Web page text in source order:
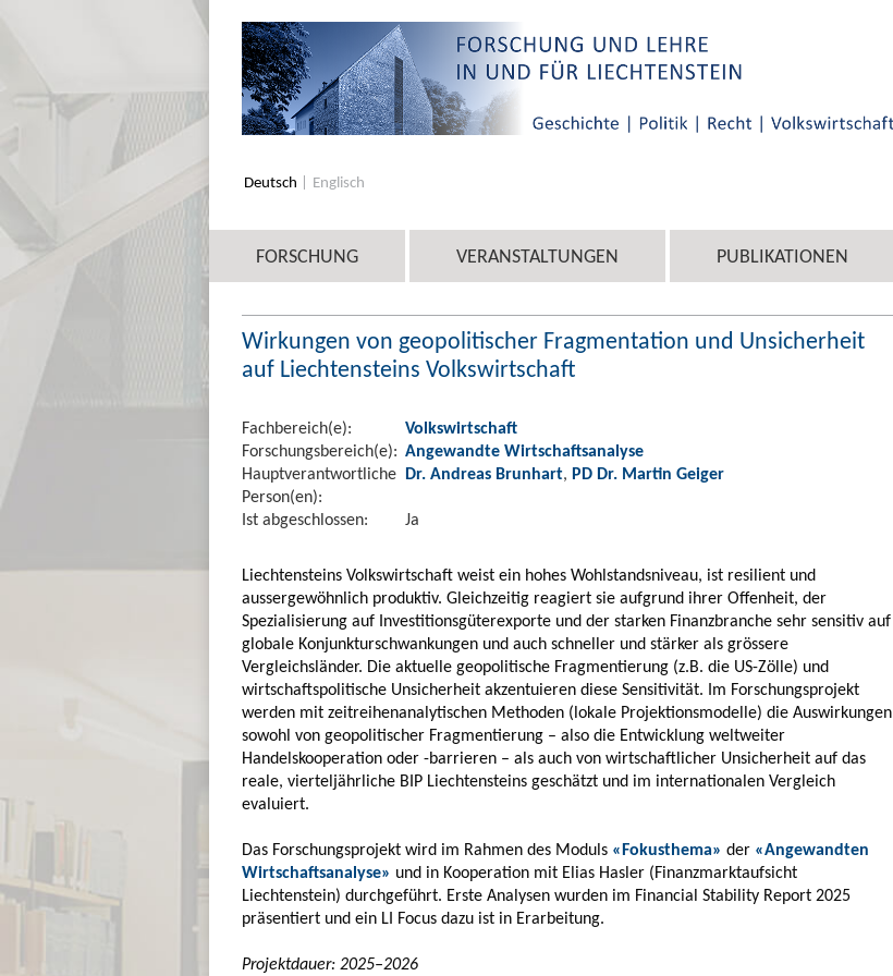
Deutsch Englisch
FORSCHUNG VERANSTALTUNGEN PUBLIKATIONEN
Wirkungen von geopolitischer Fragmentation und Unsicherheit
auf Liechtensteins Volkswirtschaft
Fachbereich(e):
Volkswirtschaft
Forschungsbereich(e): Angewandte Wirtschaftsanalyse
Hauptverantwortliche
Person(en):
Dr. Andreas Brunhart, PD Dr. Martin Geiger
Ist abgeschlossen: Ja
Liechtensteins Volkswirtschaft weist ein hohes Wohlstandsniveau, ist resilient und
aussergewöhnlich produktiv. Gleichzeitig reagiert sie aufgrund ihrer Offenheit, der
Spezialisierung auf Investitionsgüterexporte und der starken Finanzbranche sehr sensitiv auf
globale Konjunkturschwankungen und auch schneller und stärker als grössere
Vergleichsländer. Die aktuelle geopolitische Fragmentierung (z.B. die US-Zölle) und
wirtschaftspolitische Unsicherheit akzentuieren diese Sensitivität. Im Forschungsprojekt
werden mit zeitreihenanalytischen Methoden (lokale Projektionsmodelle) die Auswirkungen
sowohl von geopolitischer Fragmentierung – also die Entwicklung weltweiter
Handelskooperation oder -barrieren – als auch von wirtschaftlicher Unsicherheit auf das
reale, vierteljährliche BIP Liechtensteins geschätzt und im internationalen Vergleich
evaluiert.
Das Forschungsprojekt wird im Rahmen des Moduls «Fokusthema» der «Angewandten
Wirtschaftsanalyse» und in Kooperation mit Elias Hasler (Finanzmarktaufsicht
Liechtenstein) durchgeführt. Erste Analysen wurden im Financial Stability Report 2025
präsentiert und ein LI Focus dazu ist in Erarbeitung.
Projektdauer: 2025–2026